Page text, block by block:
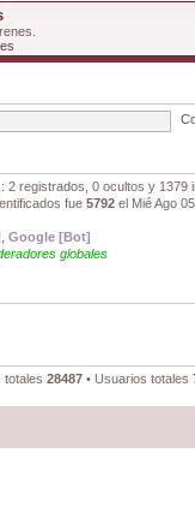
2 registrados, 0 ocultos y
fue 5792 el Mié Ago
Google [Bot]
globales
totales 28487 • Usuarios totales